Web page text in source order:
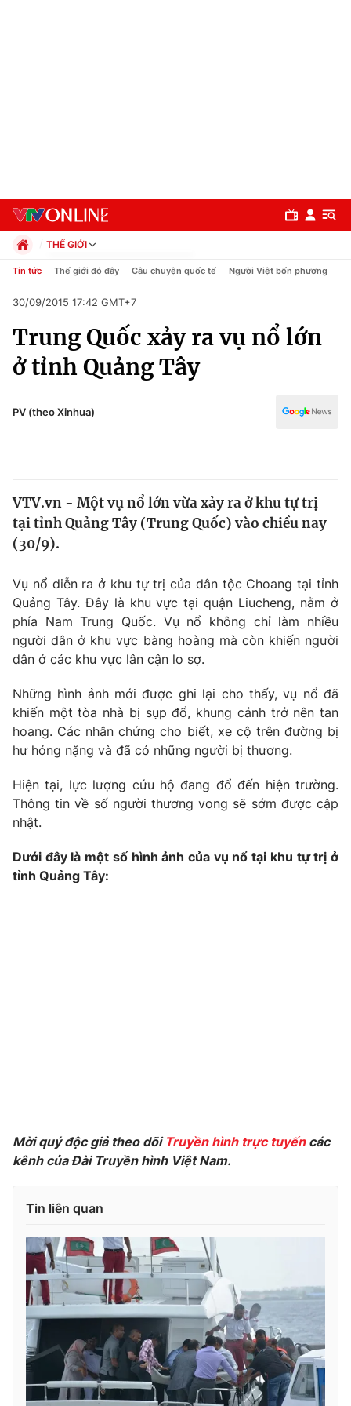
Chuyên mục
Chính trị
Thế giới
Thế giới đó đây
Câu chuyện quốc tế
Kinh tế
Tài chính
Thị trường
Dữ liệu và đời sống
Phim VTV
Hậu trường
Khán giả
Giải sao mai
Giải trí
Điện ảnh
Âm nhạc
Sao
Du lịch
Làm đẹp
Chất lượng cuộc sống
Giáo dục
Học trực tuyến
Công nghệ
VTV Money VTV Thể thao
VTV Sức khoẻ
Thị trường 24h Tấm lòng Việt
VTV4 Vươn mình bằng AI
VTV9 VTV8
Liên hệ tòa soạn English
THẾ GIỚI
Chính trị
Pháp luật
Kinh tế
Thể thao
Truyền hình
Y tế
Tin tức Thế giới đó đây Câu chuyện quốc tế Người Việt bốn phương
30/09/2015 17:42 GMT+7
Trung Quốc xảy ra vụ nổ lớn
ở tỉnh Quảng Tây
PV (theo Xinhua)
VTV.vn - Một vụ nổ lớn vừa xảy ra ở khu tự trị
tại tỉnh Quảng Tây (Trung Quốc) vào chiều nay
(30/9).
Vụ nổ diễn ra ở khu tự trị của dân tộc Choang tại tỉnh
Quảng Tây. Đây là khu vực tại quận Liucheng, nằm ở
phía Nam Trung Quốc. Vụ nổ không chỉ làm nhiều
người dân ở khu vực bàng hoàng mà còn khiến người
dân ở các khu vực lân cận lo sợ.
Những hình ảnh mới được ghi lại cho thấy, vụ nổ đã
khiến một tòa nhà bị sụp đổ, khung cảnh trở nên tan
hoang. Các nhân chứng cho biết, xe cộ trên đường bị
hư hỏng nặng và đã có những người bị thương.
Hiện tại, lực lượng cứu hộ đang đổ đến hiện trường.
Thông tin về số người thương vong sẽ sớm được cập
nhật.
Dưới đây là một số hình ảnh của vụ nổ tại khu tự trị ở
tỉnh Quảng Tây:
Mời quý độc giả theo dõi Truyền hình trực tuyếncác
kênh của Đài Truyền hình Việt Nam.
Tin liên quan